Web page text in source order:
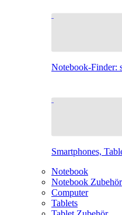
Notebook-Finder:
Smartphones,
Notebook
Notebook Zubehör
Computer
Tablets